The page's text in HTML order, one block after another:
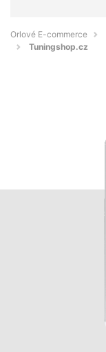
Orlové E-commerce
Tuningshop.cz